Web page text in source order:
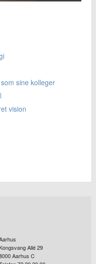
sine kolleger
vision
Allé 29
Aarhus C